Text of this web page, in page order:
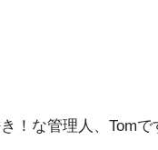
！な管理人、Tomで